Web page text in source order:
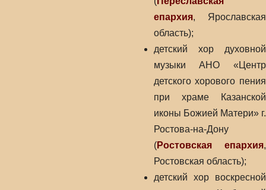
епархия, Ярославская
область);
детский хор духовной
музыки АНО «Центр
детского хорового пения
при храме Казанской
иконы Божией Матери» г.
Ростова-на-Дону
(Ростовская епархия,
Ростовская область);
детский хор воскресной